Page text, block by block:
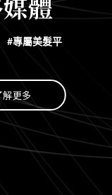
體
#專屬美髮平
解更多